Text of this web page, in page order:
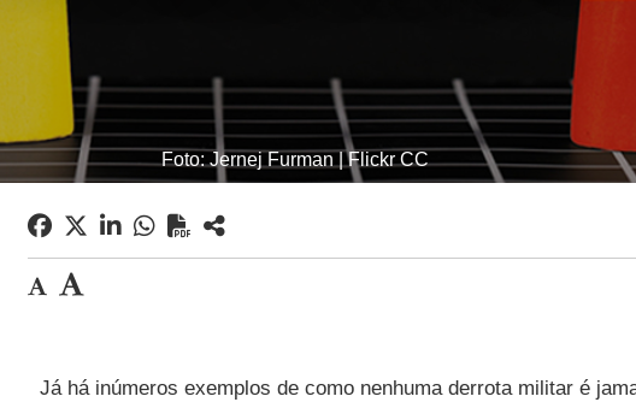
Foto: Jernej Furman | Flickr CC
Já há inúmeros exemplos de como nenhuma derrota militar é